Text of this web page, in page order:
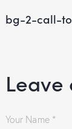
bg-2-call-